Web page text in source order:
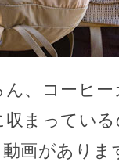
、コーヒ
まってい
画があり